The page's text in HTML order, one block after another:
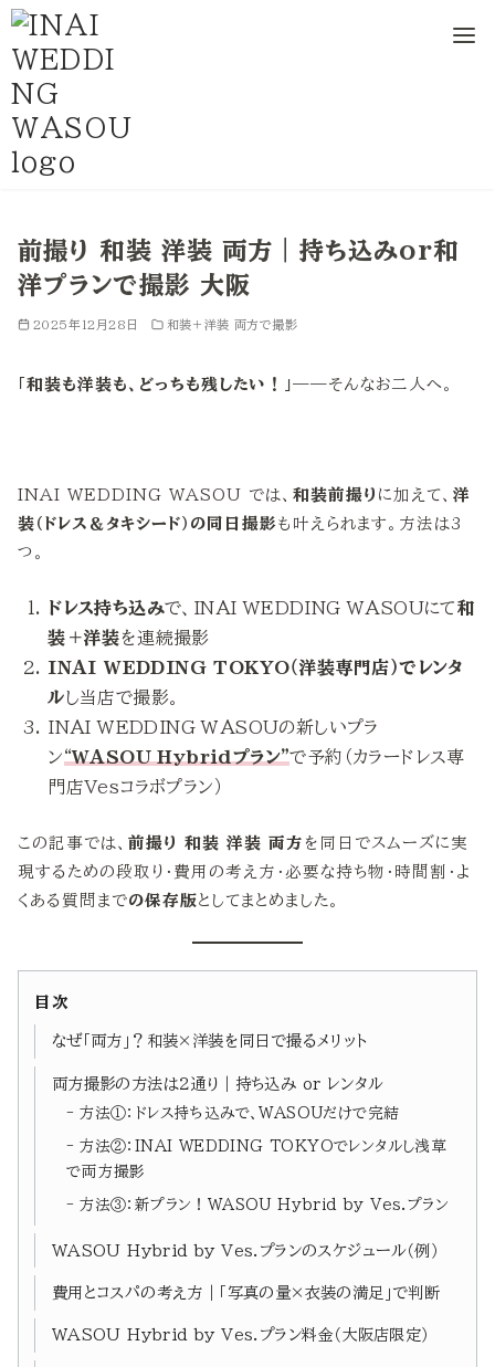
前撮り 和装 洋装 両方｜持ち込みor和
洋プランで撮影 大阪
2025年12月28日 和装＋洋装 両方で撮影
「和装も洋装も、どっちも残したい！」――そんなお二人へ。
INAI WEDDING WASOU では、 和装前撮り に加えて、 洋
装（ドレス＆タキシード）の同日撮影も叶えられます。方法は3
つ。
ドレス持ち込みで、INAI WEDDING WASOUにて和
装＋洋装を連続撮影
INAI WEDDING TOKYO（洋装専門店）でレンタ
ルし当店で撮影。
INAI WEDDING WASOUの新しいプラ
ン“WASOU Hybridプラン”で予約（カラードレス専
門店Vesコラボプラン）
この記事では、 前撮り 和装 洋装 両方 を同日でスムーズに実
現するための段取り・費用の考え方・必要な持ち物・時間割・よ
くある質問までの保存版としてまとめました。
目次
なぜ「両方」？和装×洋装を同日で撮るメリット
両方撮影の方法は2通り｜持ち込み or レンタル
方法①：ドレス持ち込みで、WASOUだけで完結
方法②：INAI WEDDING TOKYOでレンタルし浅草
で両方撮影
方法③：新プラン！WASOU Hybrid by Ves.プラン
WASOU Hybrid by Ves.プランのスケジュール（例）
費用とコスパの考え方｜「写真の量×衣装の満足」で判断
WASOU Hybrid by Ves.プラン料金（大阪店限定）